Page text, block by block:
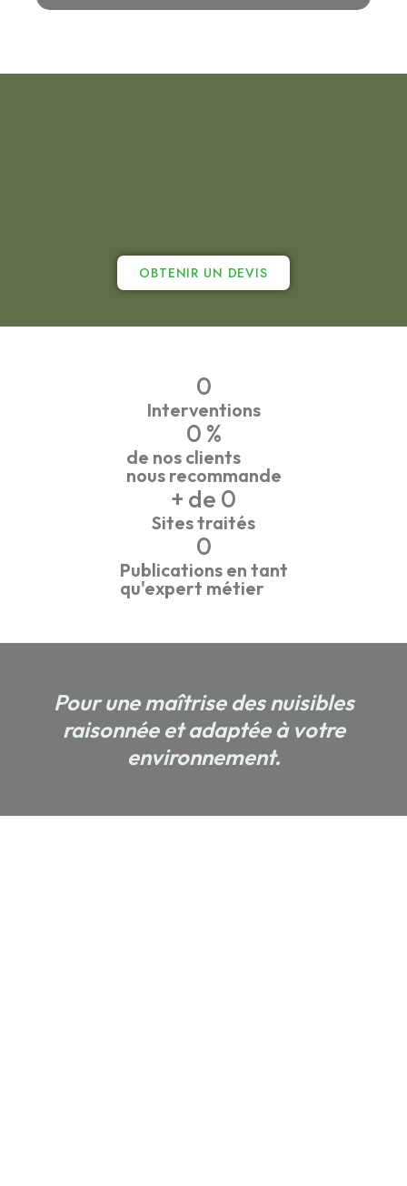
OBTENIR UN DEVIS
Interventions
0
de nos clients
nous recommande
0 %
Sites traités
+ de 0
Publications en tant
qu'expert métier
0
Pour une maîtrise des nuisibles
raisonnée et adaptée à votre
environnement.